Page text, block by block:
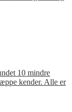
10 mindre
kender. Alle er